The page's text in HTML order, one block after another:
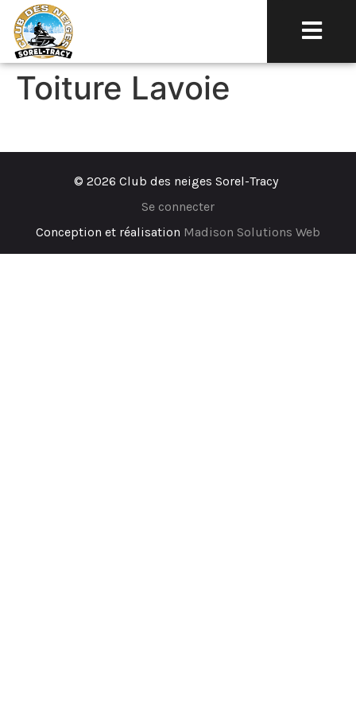
Toiture Lavoie
© 2026 Club des neiges Sorel-Tracy
Se connecter
Conception et réalisation Madison Solutions Web